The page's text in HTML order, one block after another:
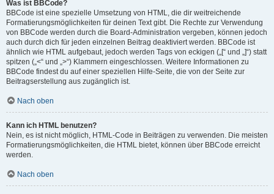
Was ist BBCode?
BBCode ist eine spezielle Umsetzung von HTML, die dir weitreichende
Formatierungsmöglichkeiten für deinen Text gibt. Die Rechte zur Verwendung
von BBCode werden durch die Board-Administration vergeben, können jedoch
auch durch dich für jeden einzelnen Beitrag deaktiviert werden. BBCode ist
ähnlich wie HTML aufgebaut, jedoch werden Tags von eckigen („[“ und „]“) statt
spitzen („<“ und „>“) Klammern eingeschlossen. Weitere Informationen zu
BBCode findest du auf einer speziellen Hilfe-Seite, die von der Seite zur
Beitragserstellung aus zugänglich ist.
Nach oben
Kann ich HTML benutzen?
Nein, es ist nicht möglich, HTML-Code in Beiträgen zu verwenden. Die meisten
Formatierungsmöglichkeiten, die HTML bietet, können über BBCode erreicht
werden.
Nach oben